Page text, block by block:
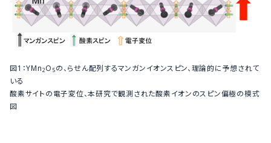
図1：YMn2O 5の、らせん配列するマンガンイオンスピン、理論的に予想されて
いる
酸素サイトの電子変位、本研究で観測された酸素イオンのスピン偏極の模式
図